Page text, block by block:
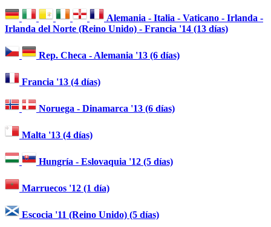
Alemania - Italia - Vaticano - Irlanda -
Irlanda del Norte (Reino Unido) - Francia '14 (13 días)
Rep. Checa - Alemania '13 (6 días)
Francia '13 (4 días)
Noruega - Dinamarca '13 (6 días)
Malta '13 (4 días)
Hungría - Eslovaquia '12 (5 días)
Marruecos '12 (1 día)
Escocia '11 (Reino Unido) (5 días)